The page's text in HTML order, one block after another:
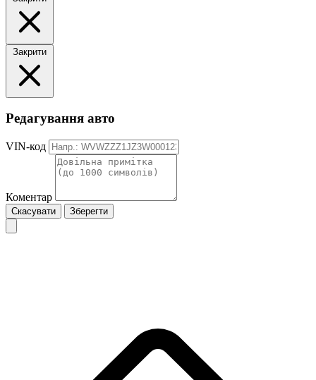
Закрити
Редагування авто
VIN-код
Коментар
Скасувати Зберегти